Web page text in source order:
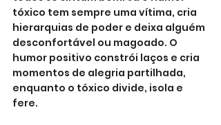
tóxico tem sempre uma vítima, cria
hierarquias de poder e deixa alguém
desconfortável ou magoado. O
humor positivo constrói laços e cria
momentos de alegria partilhada,
enquanto o tóxico divide, isola e
fere.